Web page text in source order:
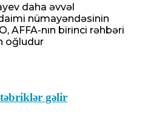
daha əvvəl
nümayəndəsinin
AFFA-nın birinci rəhbəri
oğludur
gəlir